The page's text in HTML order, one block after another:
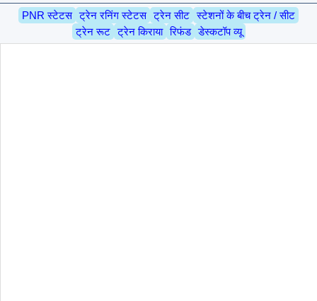
PNR स्टेटस ट्रेन रनिंग स्टेटस ट्रेन सीट स्टेशनों के बीच ट्रेन / सीट
ट्रेन रूट ट्रेन किराया रिफंड डेस्कटॉप व्यू